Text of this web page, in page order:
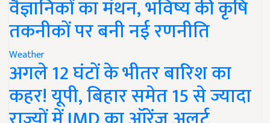
वैज्ञानिकों का मंथन, भविष्य की कृषि
तकनीकों पर बनी नई रणनीति
Weather
अगले 12 घंटों के भीतर बारिश का
कहर! यूपी, बिहार समेत 15 से ज्यादा